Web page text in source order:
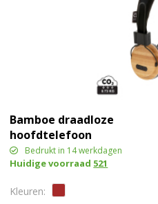
Bamboe draadloze
hoofdtelefoon
Bedrukt in 14 werkdagen
Huidige voorraad 521